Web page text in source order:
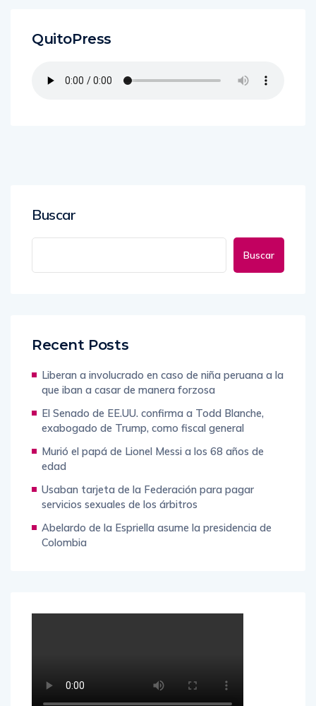
QuitoPress
Buscar
Buscar
Recent Posts
Liberan a involucrado en caso de niña peruana a la
que iban a casar de manera forzosa
El Senado de EE.UU. confirma a Todd Blanche,
exabogado de Trump, como fiscal general
Murió el papá de Lionel Messi a los 68 años de
edad
Usaban tarjeta de la Federación para pagar
servicios sexuales de los árbitros
Abelardo de la Espriella asume la presidencia de
Colombia